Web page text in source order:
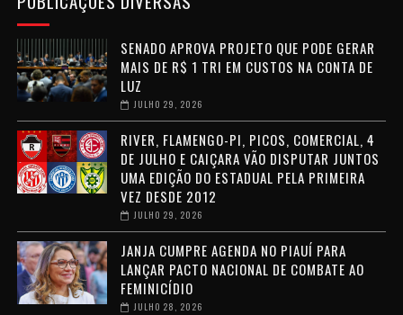
SENADO APROVA PROJETO QUE PODE GERAR
MAIS DE R$ 1 TRI EM CUSTOS NA CONTA DE
LUZ
JULHO 29, 2026
RIVER, FLAMENGO-PI, PICOS, COMERCIAL, 4
DE JULHO E CAIÇARA VÃO DISPUTAR JUNTOS
UMA EDIÇÃO DO ESTADUAL PELA PRIMEIRA
VEZ DESDE 2012
JULHO 29, 2026
JANJA CUMPRE AGENDA NO PIAUÍ PARA
LANÇAR PACTO NACIONAL DE COMBATE AO
FEMINICÍDIO
JULHO 28, 2026